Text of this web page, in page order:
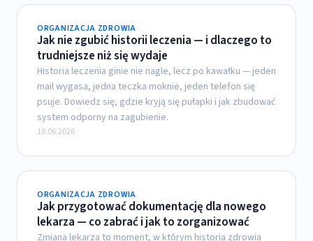
ORGANIZACJA ZDROWIA
Jak nie zgubić historii leczenia — i dlaczego to
trudniejsze niż się wydaje
Historia leczenia ginie nie nagle, lecz po kawałku — jeden
mail wygasa, jedna teczka moknie, jeden telefon się
psuje. Dowiedz się, gdzie kryją się pułapki i jak zbudować
system odporny na zagubienie.
18.06.2026
ORGANIZACJA ZDROWIA
Jak przygotować dokumentację dla nowego
lekarza — co zabrać i jak to zorganizować
Zmiana lekarza to moment, w którym historia zdrowia